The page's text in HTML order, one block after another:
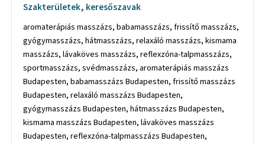
Szakterületek, keresőszavak
aromaterápiás masszázs, babamasszázs, frissítő masszázs,
gyógymasszázs, hátmasszázs, relaxáló masszázs, kismama
masszázs, lávaköves masszázs, reflexzóna-talpmasszázs,
sportmasszázs, svédmasszázs, aromaterápiás masszázs
Budapesten, babamasszázs Budapesten, frissítő masszázs
Budapesten, relaxáló masszázs Budapesten,
gyógymasszázs Budapesten, hátmasszázs Budapesten,
kismama masszázs Budapesten, lávaköves masszázs
Budapesten, reflexzóna-talpmasszázs Budapesten,